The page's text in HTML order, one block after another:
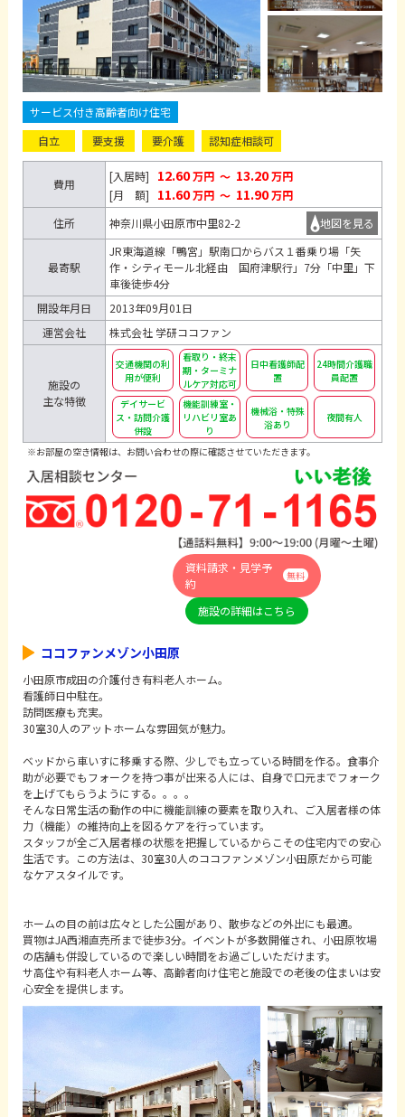
サービス付き高齢者向け住宅
自立
要支援 要介護 認知症相談可
費用
[入居時] 12.60万円 ～ 13.20万円
[月 額]
11.60万円 ～ 11.90万円
住所
神奈川県小田原市中里82-2 地図を見る
最寄駅
JR東海道線「鴨宮」駅南口からバス１番乗り場「矢
作・シティモール北経由 国府津駅行」7分「中里」下
車後徒歩4分
開設年月日
2013年09月01日
運営会社
株式会社 学研ココファン
施設の
主な特徴
交通機関の利
用が便利
看取り・終末
期・ターミナ
ルケア対応可
日中看護師配
置
24時間介護職
員配置
デイサービ
ス・訪問介護
併設
機能訓練室・
リハビリ室あ
り
機械浴・特殊
浴あり
夜間有人
※お部屋の空き情報は、お問い合わせの際に確認させていただきます。
資料請求・見学予
約
無料
施設の詳細はこちら
ココファンメゾン小田原
小田原市成田の介護付き有料老人ホーム。
看護師日中駐在。
訪問医療も充実。
30室30人のアットホームな雰囲気が魅力。
ベッドから車いすに移乗する際、少しでも立っている時間を作る。食事介
助が必要でもフォークを持つ事が出来る人には、自身で口元までフォーク
を上げてもらうようにする。。。。
そんな日常生活の動作の中に機能訓練の要素を取り入れ、ご入居者様の体
力（機能）の維持向上を図るケアを行っています。
スタッフが全ご入居者様の状態を把握しているからこその住宅内での安心
生活です。この方法は、30室30人のココファンメゾン小田原だから可能
なケアスタイルです。
ホームの目の前は広々とした公園があり、散歩などの外出にも最適。
買物はJA西湘直売所まで徒歩3分。イベントが多数開催され、小田原牧場
の店舗も併設しているので楽しい時間をお過ごしいただけます。
サ高住や有料老人ホーム等、高齢者向け住宅と施設での老後の住まいは安
心安全を提供します。